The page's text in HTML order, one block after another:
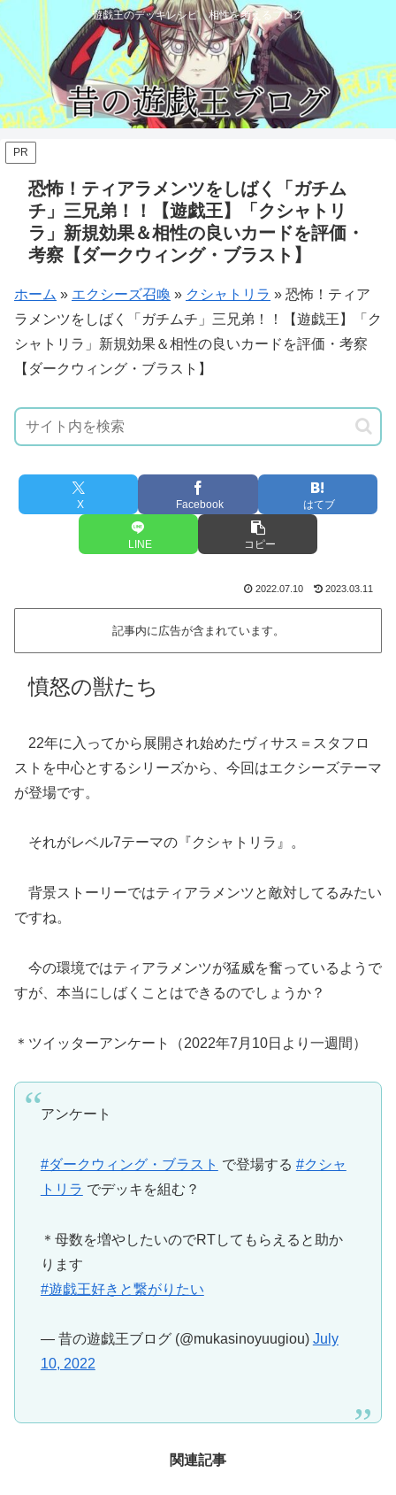
遊戯王のデッキレシピ、相性を考えるブログ
PR
恐怖！ティアラメンツをしばく「ガチム
チ」三兄弟！！【遊戯王】「クシャトリ
ラ」新規効果＆相性の良いカードを評価・
考察【ダークウィング・ブラスト】
ホーム » エクシーズ召喚 » クシャトリラ » 恐怖！ティア
ラメンツをしばく「ガチムチ」三兄弟！！【遊戯王】「ク
シャトリラ」新規効果＆相性の良いカードを評価・考察
【ダークウィング・ブラスト】
X Facebook はてブ
LINE コピー
2022.07.10 2023.03.11
記事内に広告が含まれています。
憤怒の獣たち
22年に入ってから展開され始めたヴィサス＝スタフロ
ストを中心とするシリーズから、今回はエクシーズテーマ
が登場です。
それがレベル7テーマの『クシャトリラ』。
背景ストーリーではティアラメンツと敵対してるみたい
ですね。
今の環境ではティアラメンツが猛威を奮っているようで
すが、本当にしばくことはできるのでしょうか？
＊ツイッターアンケート（2022年7月10日より一週間）
アンケート
#ダークウィング・ブラスト で登場する #クシャ
トリラ でデッキを組む？
＊母数を増やしたいのでRTしてもらえると助か
ります
#遊戯王好きと繋がりたい
— 昔の遊戯王ブログ (@mukasinoyuugiou) July
10, 2022
関連記事